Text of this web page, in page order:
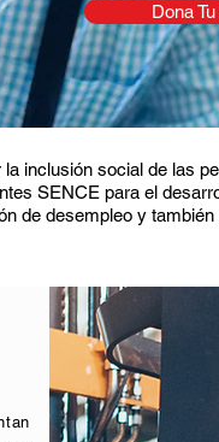
Dona
inclusión social de las
SENCE para el
de desempleo y